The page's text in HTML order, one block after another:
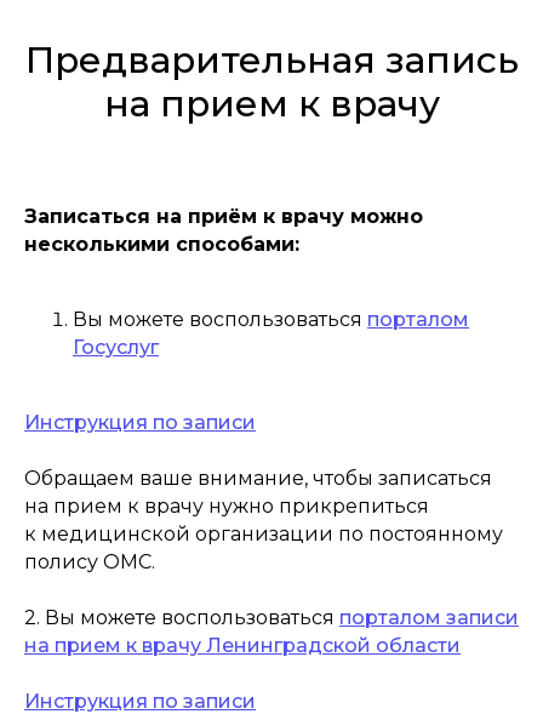
Предварительная запись
на прием к врачу
Записаться на приём к врачу можно
несколькими способами:
Вы можете воспользоваться порталом
Госуслуг
Инструкция по записи
Обращаем ваше внимание, чтобы записаться
на прием к врачу нужно прикрепиться
к медицинской организации по постоянному
полису ОМС.
2. Вы можете воспользоваться порталом записи
на прием к врачу Ленинградской области
Инструкция по записи